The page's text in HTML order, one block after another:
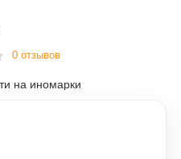
0 отзывов
на иномарки